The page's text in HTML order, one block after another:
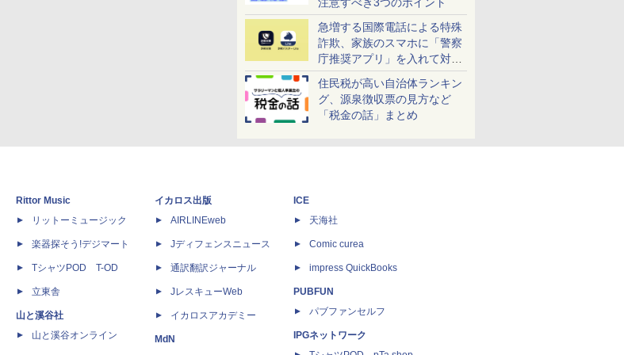
急増する国際電話による特殊
詐欺、家族のスマホに「警察
庁推奨アプリ」を入れて対策
しよう！
住民税が高い自治体ランキン
グ、源泉徴収票の見方など
「税金の話」まとめ
Rittor Music
リットーミュージック
楽器探そう!デジマート
TシャツPOD T-OD
立東舎
山と溪谷社
山と溪谷オンライン
イカロス出版
AIRLINEweb
Jディフェンスニュース
通訳翻訳ジャーナル
JレスキューWeb
イカロスアカデミー
MdN
ICE
天海社
Comic curea
impress QuickBooks
PUBFUN
パブファンセルフ
IPGネットワーク